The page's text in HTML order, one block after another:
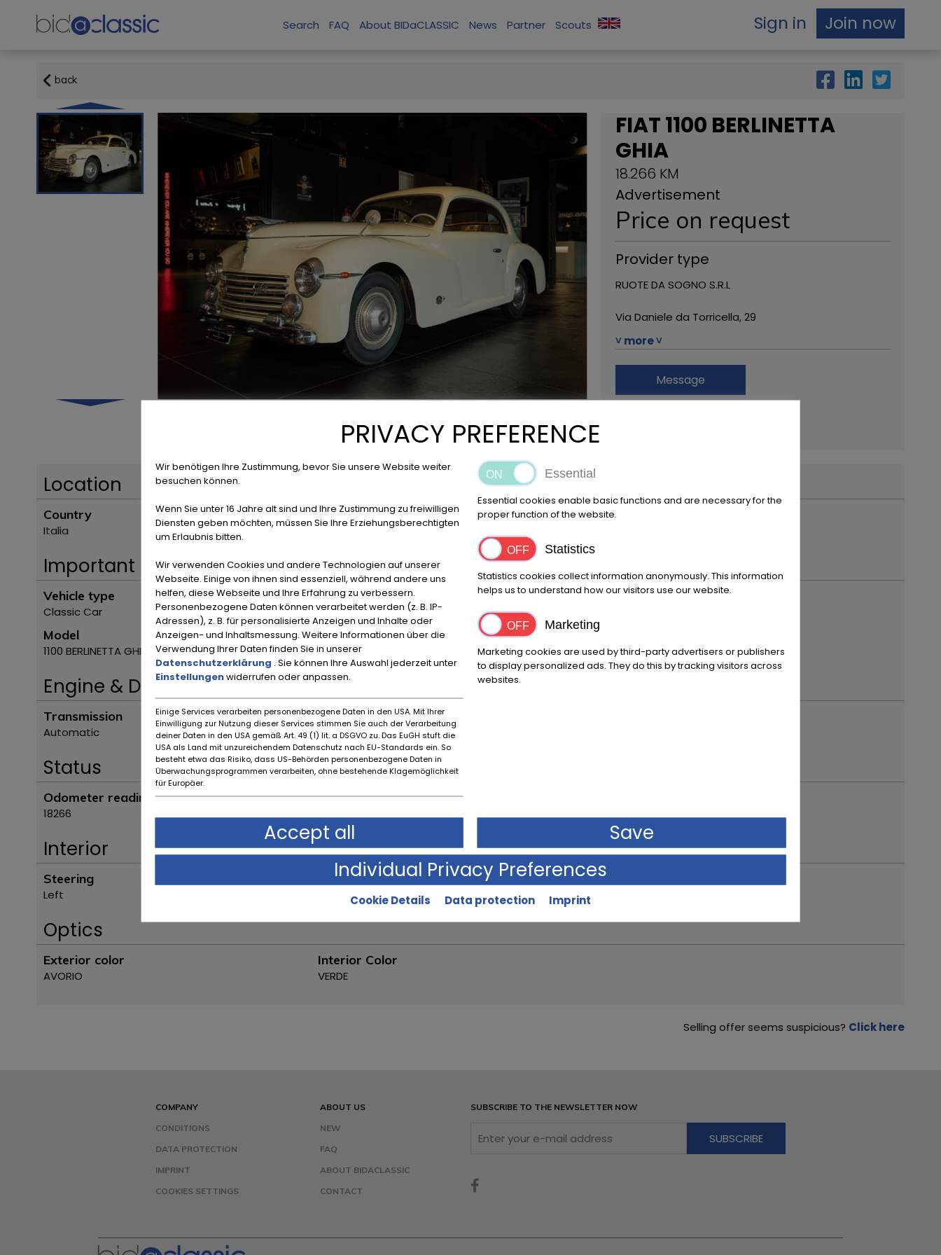
Search FAQ About BIDaCLASSIC News Partner Scouts Sign in Join now
back
FIAT 1100 BERLINETTA
GHIA
18.266 KM
Advertisement
Price on request
Provider type
RUOTE DA SOGNO S.R.L
Via Daniele da Torricella, 29
42122 Reggio Emilia
+39 0522 268511
˅ more ˅
Message
Location
Country
Italia
Location
Reggio Emilia
Important
Vehicle type
Classic Car
Make
Fiat
First registration year
Model
1100 BERLINETTA GHIA
Engine & Drive
Transmission
Automatic
Status
Odometer reading
18266
Condition description
Interior
Steering
Left
Optics
Exterior color
AVORIO
Interior Color
VERDE
Selling offer seems suspicious? Click here
COMPANY
CONDITIONS
DATA PROTECTION
IMPRINT
COOKIES SETTINGS
ABOUT US
NEW
FAQ
ABOUT BIDACLASSIC
CONTACT
SUBSCRIBE TO THE NEWSLETTER NOW
PRIVACY PREFERENCE
Wir benötigen Ihre Zustimmung, bevor Sie unsere Website weiter
besuchen können.
Wenn Sie unter 16 Jahre alt sind und Ihre Zustimmung zu freiwilligen
Diensten geben möchten, müssen Sie Ihre Erziehungsberechtigten
um Erlaubnis bitten.
Wir verwenden Cookies und andere Technologien auf unserer
Webseite. Einige von ihnen sind essenziell, während andere uns
helfen, diese Webseite und Ihre Erfahrung zu verbessern.
Personenbezogene Daten können verarbeitet werden (z. B. IP-
Adressen), z. B. für personalisierte Anzeigen und Inhalte oder
Anzeigen- und Inhaltsmessung. Weitere Informationen über die
Verwendung Ihrer Daten finden Sie in unserer
Datenschutzerklärung . Sie können Ihre Auswahl jederzeit unter
Einstellungenwiderrufen oder anpassen.
Einige Services verarbeiten personenbezogene Daten in den USA. Mit Ihrer
Einwilligung zur Nutzung dieser Services stimmen Sie auch der Verarbeitung
deiner Daten in den USA gemäß Art. 49 (1) lit. a DSGVO zu. Das EuGH stuft die
USA als Land mit unzureichendem Datenschutz nach EU-Standards ein. So
besteht etwa das Risiko, dass US-Behörden personenbezogene Daten in
Überwachungsprogrammen verarbeiten, ohne bestehende Klagemöglichkeit
für Europäer.
Essential
Essential cookies enable basic functions and are necessary for the
proper function of the website.
Statistics
Statistics cookies collect information anonymously. This information
helps us to understand how our visitors use our website.
Marketing
Marketing cookies are used by third-party advertisers or publishers
to display personalized ads. They do this by tracking visitors across
websites.
Accept all
Save
Individual Privacy Preferences
Cookie Details Data protection Imprint